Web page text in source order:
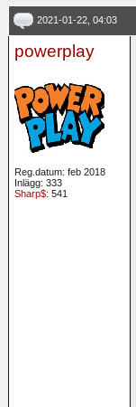
2021-01-22, 04:03
powerplay
Reg.datum: feb 2018
Inlägg: 333
Sharp$: 541